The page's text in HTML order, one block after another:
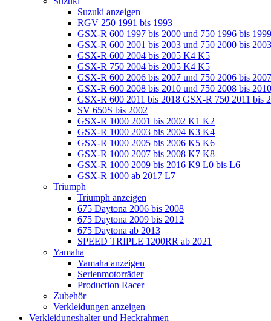
Suzuki anzeigen
RGV 250 1991 bis 1993
GSX-R 600 1997 bis 2000 und 750 1996 bis 1999
GSX-R 600 2001 bis 2003 und 750 2000 bis
GSX-R 600 2004 bis 2005 K4 K5
GSX-R 750 2004 bis 2005 K4 K5
GSX-R 600 2006 bis 2007 und 750 2006 bis
GSX-R 600 2008 bis 2010 und 750 2008 bis
GSX-R 600 2011 bis 2018 GSX-R 750 2011 bis
SV 650S bis 2002
GSX-R 1000 2001 bis 2002 K1 K2
GSX-R 1000 2003 bis 2004 K3 K4
GSX-R 1000 2005 bis 2006 K5 K6
GSX-R 1000 2007 bis 2008 K7 K8
GSX-R 1000 2009 bis 2016 K9 L0 bis L6
GSX-R 1000 ab 2017 L7
Triumph
Triumph anzeigen
675 Daytona 2006 bis 2008
675 Daytona 2009 bis 2012
675 Daytona ab 2013
SPEED TRIPLE 1200RR ab 2021
Yamaha
Yamaha anzeigen
Serienmotorräder
Production Racer
Zubehör
Verkleidungen anzeigen
Verkleidungshalter und Heckrahmen